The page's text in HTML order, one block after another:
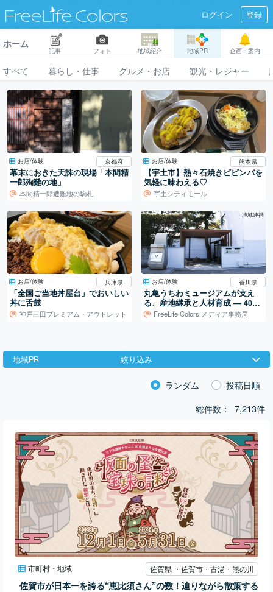
ログイン 登録
ホーム
記事 フォト 地域紹介 地域PR 企画・案内
すべて 暮らし・仕事 グルメ・お店 観光・レジャー
お店/体験 京都府
幕末におきた天誅の現場「本間精
一郎殉難の地」
本間精一郎遭難地の駒札
お店/体験 熊本県
【宇土市】熱々石焼きビビンバを
気軽に味わえる♡
宇土シティモール
お店/体験 兵庫県
「全国ご当地丼屋台」でおいしい
丼に舌鼓
神戸三田プレミアム・アウトレット
地域連携
お店/体験 香川県
丸亀うちわミュージアムが支え
る、産地継承と人材育成 ― 400
年続く地場産業を、次の世代へ
FreeLife Colors メディア事務局
地域PR 絞り込み
ランダム
投稿日順
総件数：
7,213件
市町村・地域 佐賀県 ・佐賀市・古湯・熊の川
佐賀市が日本一を誇る“恵比須さん”の数！辿りながら散策する